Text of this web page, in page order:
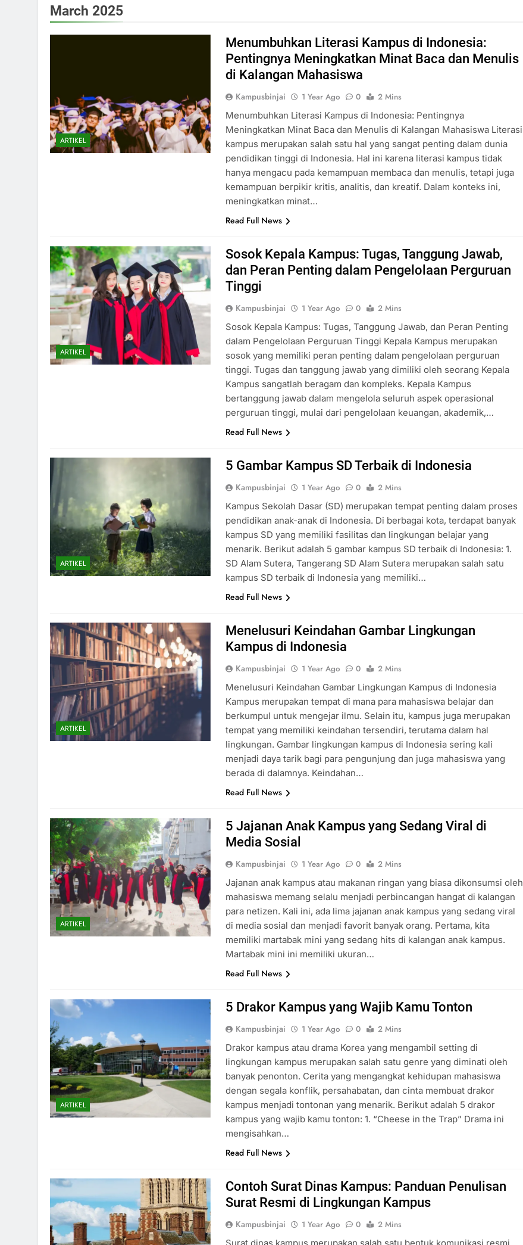
March 2025
ARTIKEL
Menumbuhkan Literasi Kampus di Indonesia:
Pentingnya Meningkatkan Minat Baca dan Menulis
di Kalangan Mahasiswa
Kampusbinjai 1 Year Ago 0
2 Mins
Menumbuhkan Literasi Kampus di Indonesia: Pentingnya
Meningkatkan Minat Baca dan Menulis di Kalangan Mahasiswa Literasi
kampus merupakan salah satu hal yang sangat penting dalam dunia
pendidikan tinggi di Indonesia. Hal ini karena literasi kampus tidak
hanya mengacu pada kemampuan membaca dan menulis, tetapi juga
kemampuan berpikir kritis, analitis, dan kreatif. Dalam konteks ini,
meningkatkan minat…
Read Full News
ARTIKEL
Sosok Kepala Kampus: Tugas, Tanggung Jawab,
dan Peran Penting dalam Pengelolaan Perguruan
Tinggi
Kampusbinjai 1 Year Ago 0
2 Mins
Sosok Kepala Kampus: Tugas, Tanggung Jawab, dan Peran Penting
dalam Pengelolaan Perguruan Tinggi Kepala Kampus merupakan
sosok yang memiliki peran penting dalam pengelolaan perguruan
tinggi. Tugas dan tanggung jawab yang dimiliki oleh seorang Kepala
Kampus sangatlah beragam dan kompleks. Kepala Kampus
bertanggung jawab dalam mengelola seluruh aspek operasional
perguruan tinggi, mulai dari pengelolaan keuangan, akademik,…
Read Full News
ARTIKEL
5 Gambar Kampus SD Terbaik di Indonesia
Kampusbinjai 1 Year Ago 0
2 Mins
Kampus Sekolah Dasar (SD) merupakan tempat penting dalam proses
pendidikan anak-anak di Indonesia. Di berbagai kota, terdapat banyak
kampus SD yang memiliki fasilitas dan lingkungan belajar yang
menarik. Berikut adalah 5 gambar kampus SD terbaik di Indonesia: 1.
SD Alam Sutera, Tangerang SD Alam Sutera merupakan salah satu
kampus SD terbaik di Indonesia yang memiliki…
Read Full News
ARTIKEL
Menelusuri Keindahan Gambar Lingkungan
Kampus di Indonesia
Kampusbinjai 1 Year Ago 0
2 Mins
Menelusuri Keindahan Gambar Lingkungan Kampus di Indonesia
Kampus merupakan tempat di mana para mahasiswa belajar dan
berkumpul untuk mengejar ilmu. Selain itu, kampus juga merupakan
tempat yang memiliki keindahan tersendiri, terutama dalam hal
lingkungan. Gambar lingkungan kampus di Indonesia sering kali
menjadi daya tarik bagi para pengunjung dan juga mahasiswa yang
berada di dalamnya. Keindahan…
Read Full News
ARTIKEL
5 Jajanan Anak Kampus yang Sedang Viral di
Media Sosial
Kampusbinjai 1 Year Ago 0
2 Mins
Jajanan anak kampus atau makanan ringan yang biasa dikonsumsi oleh
mahasiswa memang selalu menjadi perbincangan hangat di kalangan
para netizen. Kali ini, ada lima jajanan anak kampus yang sedang viral
di media sosial dan menjadi favorit banyak orang. Pertama, kita
memiliki martabak mini yang sedang hits di kalangan anak kampus.
Martabak mini ini memiliki ukuran…
Read Full News
ARTIKEL
5 Drakor Kampus yang Wajib Kamu Tonton
Kampusbinjai 1 Year Ago 0
2 Mins
Drakor kampus atau drama Korea yang mengambil setting di
lingkungan kampus merupakan salah satu genre yang diminati oleh
banyak penonton. Cerita yang mengangkat kehidupan mahasiswa
dengan segala konflik, persahabatan, dan cinta membuat drakor
kampus menjadi tontonan yang menarik. Berikut adalah 5 drakor
kampus yang wajib kamu tonton: 1. “Cheese in the Trap” Drama ini
mengisahkan…
Read Full News
Contoh Surat Dinas Kampus: Panduan Penulisan
Surat Resmi di Lingkungan Kampus
Kampusbinjai 1 Year Ago 0
2 Mins